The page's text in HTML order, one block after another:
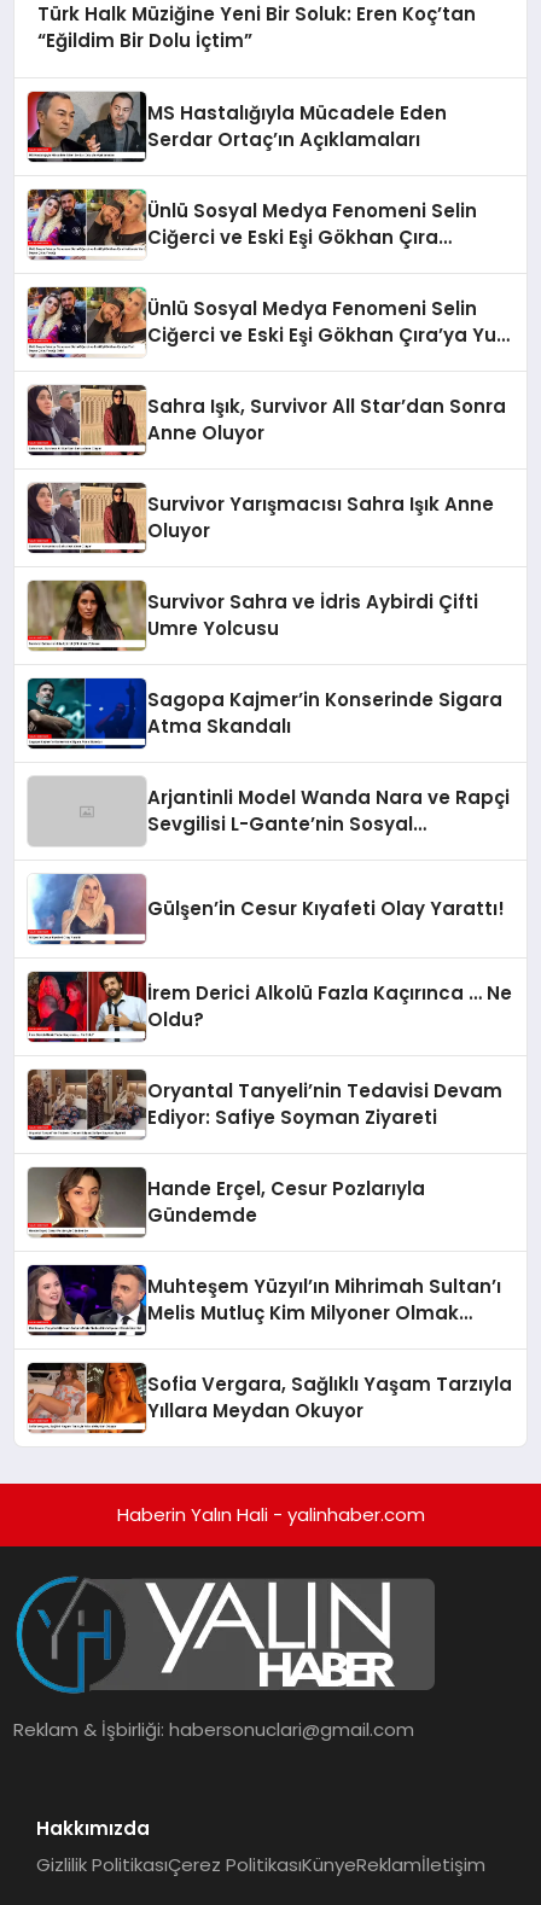
Türk Halk Müziğine Yeni Bir Soluk: Eren Koç’tan
“Eğildim Bir Dolu İçtim”
MS Hastalığıyla Mücadele Eden
Serdar Ortaç’ın Açıklamaları
Ünlü Sosyal Medya Fenomeni Selin
Ciğerci ve Eski Eşi Gökhan Çıra
Ünlü Sosyal Medya Fenomeni Selin
Ciğerci ve Eski Eşi Gökhan Çıra’ya Yurt
Sahra Işık, Survivor All Star’dan Sonra
Anne Oluyor
Survivor Yarışmacısı Sahra Işık Anne
Oluyor
Survivor Sahra ve İdris Aybirdi Çifti
Umre Yolcusu
Sagopa Kajmer’in Konserinde Sigara
Atma Skandalı
Arjantinli Model Wanda Nara ve Rapçi
Sevgilisi L-Gante’nin Sosyal
Gülşen’in Cesur Kıyafeti Olay Yarattı!
İrem Derici Alkolü Fazla Kaçırınca … Ne
Oldu?
Oryantal Tanyeli’nin Tedavisi Devam
Ediyor: Safiye Soyman Ziyareti
Hande Erçel, Cesur Pozlarıyla
Gündemde
Muhteşem Yüzyıl’ın Mihrimah Sultan’ı
Melis Mutluç Kim Milyoner Olmak
Sofia Vergara, Sağlıklı Yaşam Tarzıyla
Yıllara Meydan Okuyor
Haberin Yalın Hali - yalinhaber.com
Reklam & İşbirliği:habersonuclari@gmail.com
Hakkımızda
Gizlilik PolitikasıÇerez PolitikasıKünyeReklamİletişim